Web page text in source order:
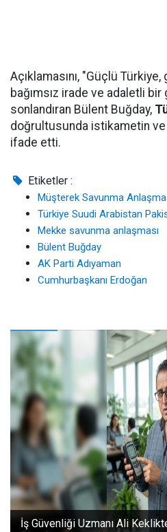
Açıklamasını, "Güçlü
bağımsız irade ve adaletli
sonlandıran Bülent Buğday,
doğrultusunda istikametin
ifade etti.
Etiketler :
Müşterek Savunma
Türkiye Suudi Arabistan
Mekke savunma anlaşması
Bülent Buğday
AK Parti Adıyaman
Cumhurbaşkanı Erdoğan